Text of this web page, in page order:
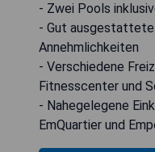
- Zwei Pools
- Gut
Annehmlichkeiten
- Verschiedene
Fitnesscenter und
- Nahegelegene
EmQuartier und